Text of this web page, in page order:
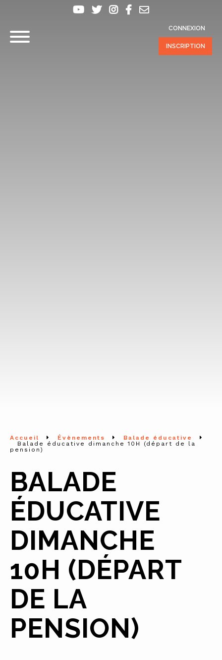
CONNEXION
INSCRIPTION
Accueil Évènements
Balade éducative
Balade éducative dimanche 10H (départ de la
pension)
BALADE
ÉDUCATIVE
DIMANCHE
10H (DÉPART
DE LA
PENSION)